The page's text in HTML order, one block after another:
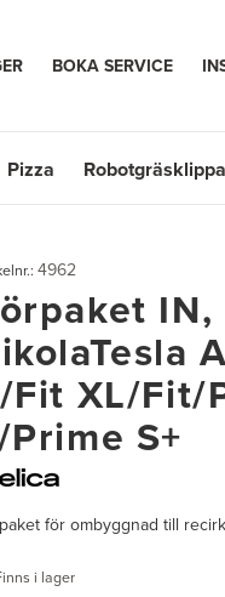
BOKA SERVICE
Pizza
4962
IN,
Fit XL/Fit/
S+
för ombyggnad till
i lager